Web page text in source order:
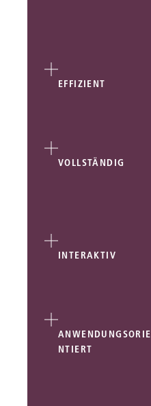
EFFIZIENT
VOLLSTÄNDIG
INTERAKTIV
ANWENDUNGSORIE
NTIERT